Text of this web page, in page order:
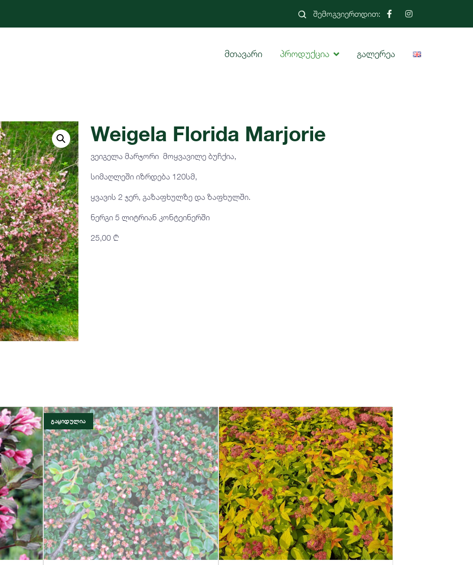
შემოგვიერთდით:
მთავარი პროდუქცია გალერეა
Weigela Florida Marjorie
ვეიგელა მარჯორი მოყვავილე ბუჩქია,
სიმაღლეში იზრდება 120სმ,
ყვავის 2 ჯერ, გაზაფხულზე და ზაფხულში.
ნერგი 5 ლიტრიან კონტეინერში
25,00 ₾
ᲒᲐᲧᲘᲓᲣᲚᲘᲐ